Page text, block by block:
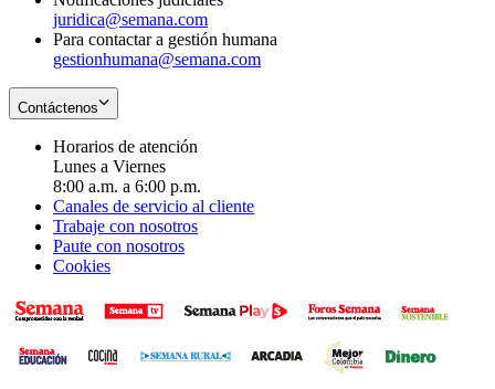
juridica@semana.com
Para contactar a gestión humana
gestionhumana@semana.com
Contáctenos
Horarios de atención
Lunes a Viernes
8:00 a.m. a 6:00 p.m.
Canales de servicio al cliente
Trabaje con nosotros
Paute con nosotros
Cookies